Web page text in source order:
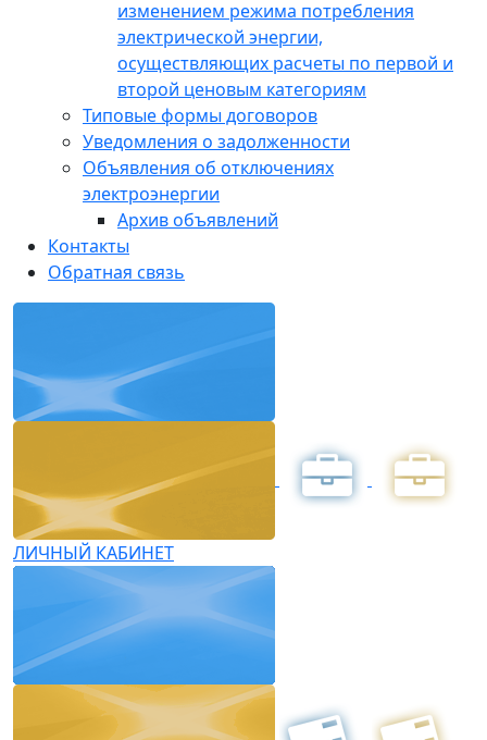
изменением режима потребления
электрической энергии,
осуществляющих расчеты по первой и
второй ценовым категориям
Типовые формы договоров
Уведомления о задолженности
Объявления об отключениях
электроэнергии
Архив объявлений
Контакты
Обратная связь
ЛИЧНЫЙ КАБИНЕТ